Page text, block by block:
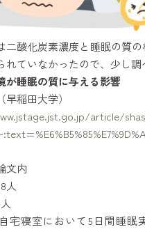
二酸化炭素濃度と睡眠の質
れていなかったので、少し調
が睡眠の質に与える影響
早稲田大学）
article/
文内
人
宅寝室において5日間睡眠